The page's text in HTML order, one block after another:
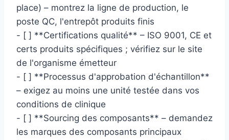
place) – montrez la ligne de production, le
poste QC, l'entrepôt produits finis
- [ ] **Certifications qualité** – ISO 9001, CE et
certs produits spécifiques ; vérifiez sur le site
de l'organisme émetteur
- [ ] **Processus d'approbation d'échantillon**
– exigez au moins une unité testée dans vos
conditions de clinique
- [ ] **Sourcing des composants** – demandez
les marques des composants principaux